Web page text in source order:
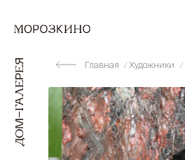
Главная Художники